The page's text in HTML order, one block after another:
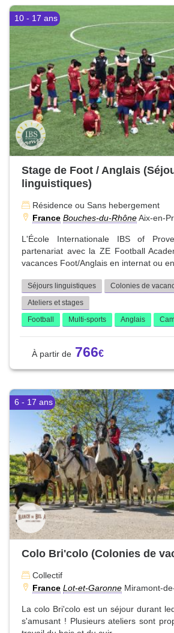
10 - 17 ans
Stage de Foot / Anglais
linguistiques)
Résidence ou Sans hebergement
France Bouches-du-RhôneAix-en-
L'École Internationale IBS of
partenariat avec la ZE Football
vacances Foot/Anglais en internat ou en
Séjours linguistiques
Colonies de
Ateliers et stages
Football
Multi-sports Anglais
766
6 - 17 ans
Colo Bri'colo (Colonies de
Collectif
France Lot-et-Garonne Miramont-
La colo Bri'colo est un séjour durant
s'amusant ! Plusieurs ateliers sont